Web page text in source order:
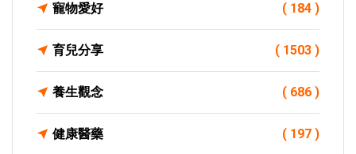
寵物愛好 ( 184 )
育兒分享 ( 1503 )
養生觀念 ( 686 )
健康醫藥 ( 197 )